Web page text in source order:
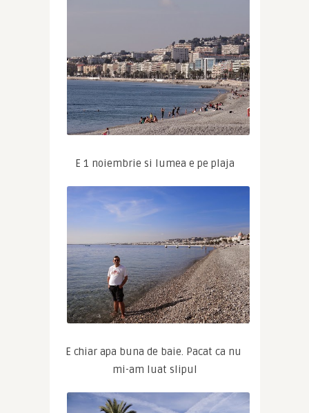
E 1 noiembrie si lumea e pe plaja
E chiar apa buna de baie. Pacat ca nu
mi-am luat slipul